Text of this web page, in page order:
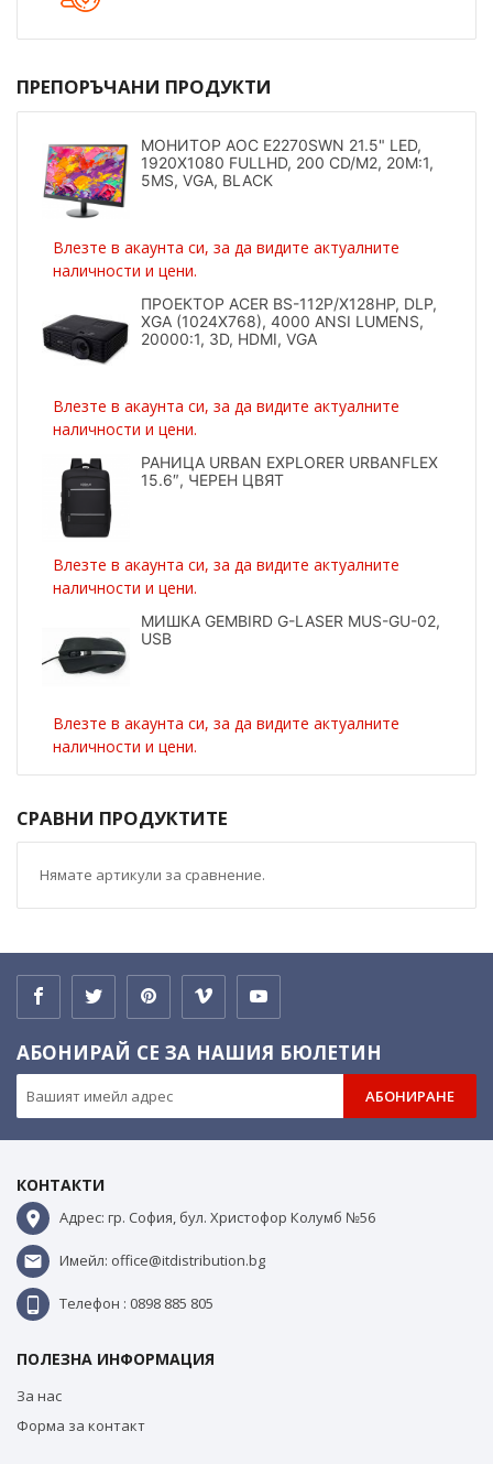
ПРЕПОРЪЧАНИ ПРОДУКТИ
МОНИТОР AOC E2270SWN 21.5" LED,
1920X1080 FULLHD, 200 CD/M2, 20M:1,
5MS, VGA, BLACK
Влезте в акаунта си, за да видите актуалните
наличности и цени.
ПРОЕКТОР ACER BS-112P/X128HP, DLP,
XGA (1024X768), 4000 ANSI LUMENS,
20000:1, 3D, HDMI, VGA
Влезте в акаунта си, за да видите актуалните
наличности и цени.
РАНИЦА URBAN EXPLORER URBANFLEX
15.6″, ЧЕРЕН ЦВЯТ
Влезте в акаунта си, за да видите актуалните
наличности и цени.
МИШКА GEMBIRD G-LASER MUS-GU-02,
USB
Влезте в акаунта си, за да видите актуалните
наличности и цени.
СРАВНИ ПРОДУКТИТЕ
Нямате артикули за сравнение.
АБОНИРАЙ СЕ ЗА НАШИЯ БЮЛЕТИН
АБОНИРАНЕ
КОНТАКТИ
Адрес: гр. София, бул. Христофор Колумб №56
Имейл: office@itdistribution.bg
Телефон : 0898 885 805
ПОЛЕЗНА ИНФОРМАЦИЯ
За нас
Форма за контакт